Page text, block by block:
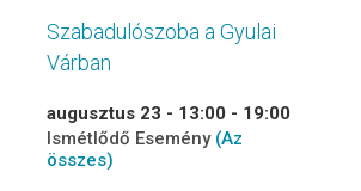
Szabadulószoba a Gyulai
Várban
augusztus 23 - 13:00 - 19:00
Ismétlődő Esemény (Az
összes)